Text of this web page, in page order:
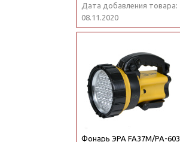
Дата добавления товара:
08.11.2020
Фонарь ЭРА FA37M/РА-603